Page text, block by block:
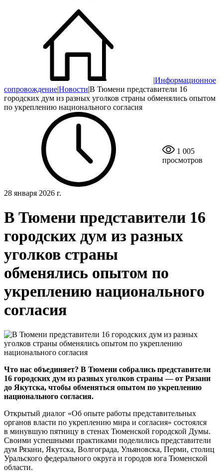
|Информационное
сопровождение|Новости|В Тюмени представители 16
городских дум из разных уголков страны обменялись опытом
по укреплению национального согласия
28 января 2026 г.
1 005
просмотров
В Тюмени представители 16
городских дум из разных
уголков страны
обменялись опытом по
укреплению национального
согласия
Что нас объединяет? В Тюмени собрались представители
16 городских дум из разных уголков страны — от Рязани
до Якутска, чтобы обменяться опытом по укреплению
национального согласия.
Открытый диалог «Об опыте работы представительных
органов власти по укреплению мира и согласия» состоялся
в минувшую пятницу в стенах Тюменской городской Думы.
Своими успешными практиками поделились представители
дум Рязани, Якутска, Волгограда, Ульяновска, Перми, столиц
Уральского федерального округа и городов юга Тюменской
области.